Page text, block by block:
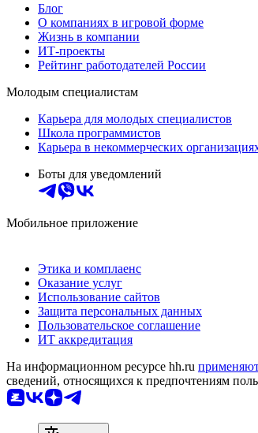
Блог
О компаниях в игровой форме
Жизнь в компании
ИТ-проекты
Рейтинг работодателей России
Молодым специалистам
Карьера для молодых специалистов
Школа программистов
Карьера в некоммерческих
Боты для уведомлений
Мобильное приложение
Этика и комплаенс
Оказание услуг
Использование сайтов
Защита персональных данных
Пользовательское соглашение
ИТ аккредитация
На информационном ресурсе hh.ru
сведений, относящихся к предпочтениям